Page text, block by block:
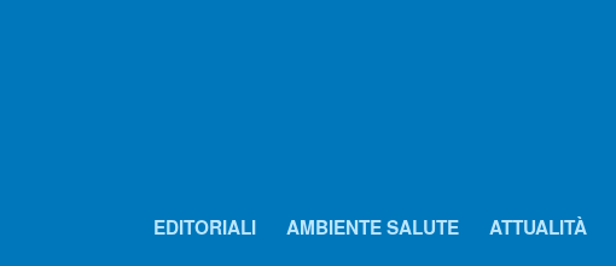
EDITORIALI AMBIENTE SALUTE ATTUALITÀ